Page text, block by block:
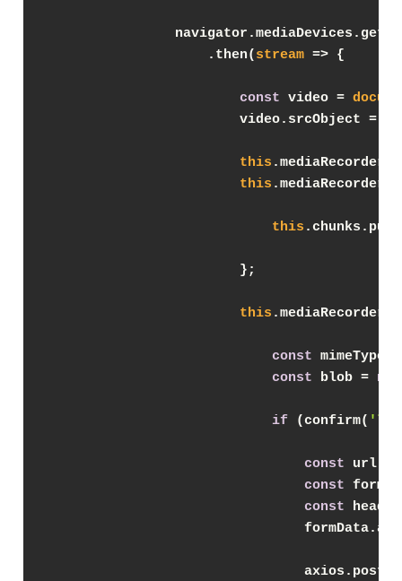
                    .then(
stream => {
const video =
video.srcObject =
this .mediaRecorder
this
this
                        };
this
const mimeType
const blob = new
if (confirm( 'ア
const url =
const
const